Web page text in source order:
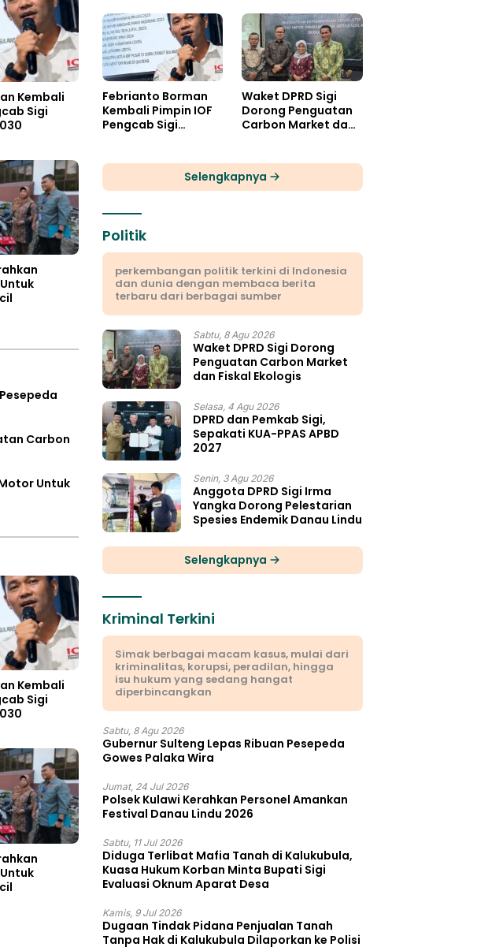
Kembali
Sigi
Carbon
Untuk
Kembali
Sigi
Kehidupan
Febrianto Borman
Kembali Pimpin IOF
Pengcab Sigi
Waket DPRD Sigi
Dorong Penguatan
Carbon Market dan
Selengkapnya
Politik
perkembangan politik terkini di Indonesia
dan dunia dengan membaca berita
terbaru dari berbagai sumber
Sabtu, 8 Agu 2026
Waket DPRD Sigi Dorong
Penguatan Carbon Market
dan Fiskal Ekologis
Selasa, 4 Agu 2026
DPRD dan Pemkab Sigi,
Sepakati KUA-PPAS APBD
2027
Senin, 3 Agu 2026
Anggota DPRD Sigi Irma
Yangka Dorong Pelestarian
Spesies Endemik Danau Lindu
Selengkapnya
Kriminal Terkini
Simak berbagai macam kasus, mulai dari
kriminalitas, korupsi, peradilan, hingga
isu hukum yang sedang hangat
diperbincangkan
Sabtu, 8 Agu 2026
Gubernur Sulteng Lepas Ribuan Pesepeda
Gowes Palaka Wira
Jumat, 24 Jul 2026
Polsek Kulawi Kerahkan Personel Amankan
Festival Danau Lindu 2026
Sabtu, 11 Jul 2026
Diduga Terlibat Mafia Tanah di Kalukubula,
Kuasa Hukum Korban Minta Bupati Sigi
Evaluasi Oknum Aparat Desa
Kamis, 9 Jul 2026
Dugaan Tindak Pidana Penjualan Tanah
Tanpa Hak di Kalukubula Dilaporkan ke Polisi